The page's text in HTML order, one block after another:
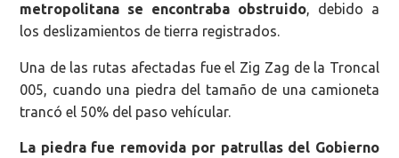
metropolitana se encontraba obstruido, debido a
los deslizamientos de tierra registrados.
Una de las rutas afectadas fue el Zig Zag de la Troncal
005, cuando una piedra del tamaño de una camioneta
trancó el 50% del paso vehícular.
La piedra fue removida por patrullas del Gobierno